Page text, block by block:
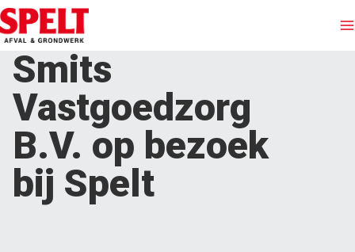
Afvalinzameling
Containers huren
Afvalstromen
Smits
Vastgoedzorg
B.V. op bezoek
bij Spelt